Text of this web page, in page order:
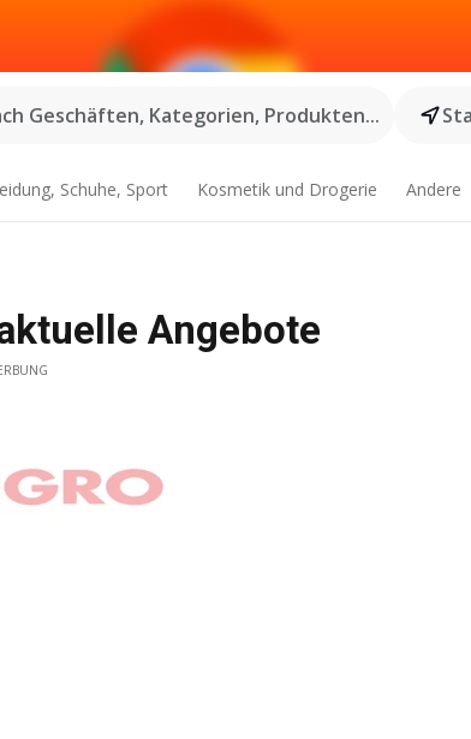
Geschäften, Kategorien, Produkten...
Schuhe, Sport Kosmetik und Drogerie Andere
Angebote